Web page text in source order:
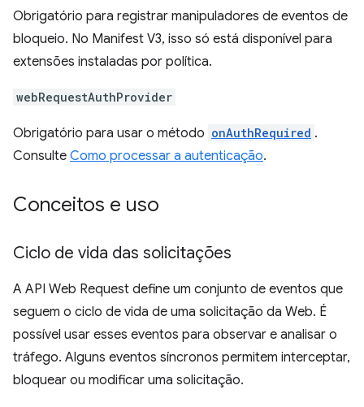
Obrigatório para registrar manipuladores de eventos de
bloqueio. No Manifest V3, isso só está disponível para
extensões instaladas por política.
webRequestAuthProvider
Obrigatório para usar o método onAuthRequired .
Consulte Como processar a autenticação.
Conceitos e uso
Ciclo de vida das solicitações
A API Web Request define um conjunto de eventos que
seguem o ciclo de vida de uma solicitação da Web. É
possível usar esses eventos para observar e analisar o
tráfego. Alguns eventos síncronos permitem interceptar,
bloquear ou modificar uma solicitação.